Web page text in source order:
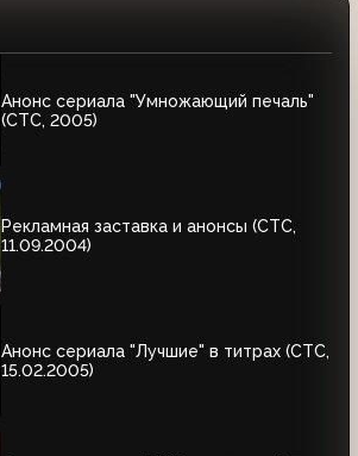
Анонс сериала "Умножающий печаль"
(СТС, 2005)
Рекламная заставка и анонсы (СТС,
11.09.2004)
Анонс сериала "Лучшие" в титрах (СТС,
15.02.2005)